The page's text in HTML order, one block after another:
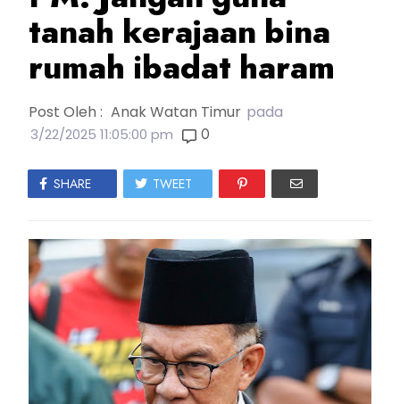
tanah kerajaan bina
rumah ibadat haram
Post Oleh : Anak Watan Timur pada
3/22/2025 11:05:00 pm 0
SHARE TWEET